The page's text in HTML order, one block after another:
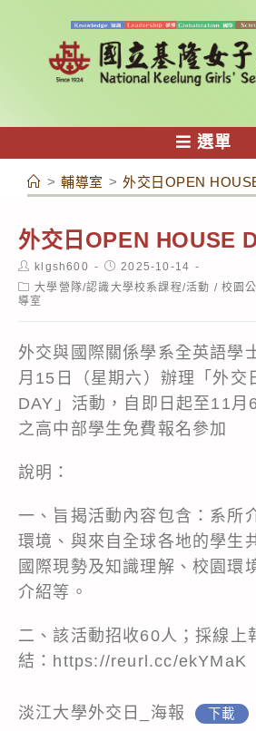
容
選單
> 輔導室 > 外交日OPEN
外交日OPEN HOUSE
Post
author:
klgsh600
Post
published:
2025-10-14
Post
category:
大學營隊/認識大學校系課程/活動 / 校園
導室
外交與國際關係學系全英語學
月15日（星期六）辦理「外交
DAY」活動，自即日起至11月
之高中部學生免費報名參加
說明：
一、旨揭活動內容包含：系所
環境、與來自全球各地的學生
國際現勢及知識理解、校園環
介紹等。
二、該活動招收60人；採線上
結：https://reurl.cc/ekYMaK
淡江大學外交日_海報 下載